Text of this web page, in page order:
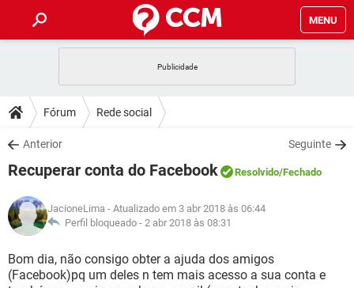
MENU
CELULAR
OUTLOOK
INSTAGRAM GMAIL
GUIA DE COMPRAS
DICAS
JOGOS
INSTAGRAM GMAIL
GUIA DE COMPRAS
DOWNLOADS
JOGOS WHATSAPP
CELULAR
OUTLOOK EXCEL
INSTAGRAM GMAIL
GUIA DE COMPRAS
FÓRUM
JOGOS WHATSAPP
CELULAR
OUTLOOK EXCEL
GLOSSÁRIO
JOGOS WHATSAPP
CELULAR FACEBOOK
Fórum Rede social
Anterior Seguinte
Recuperar conta do Facebook Resolvido/Fechado
JacioneLima - Atualizado em 3 abr 2018 às 06:44
Perfil bloqueado - 2 abr 2018 às 08:31
Bom dia, não consigo obter a ajuda dos amigos
(Facebook)pq um deles n tem mais acesso a sua conta e